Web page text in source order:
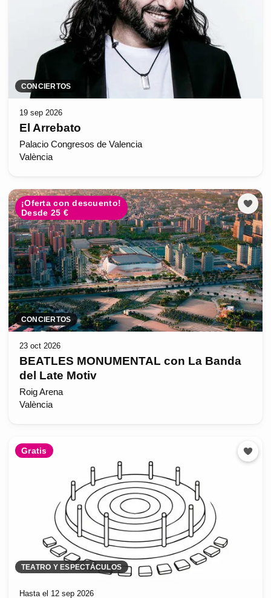
CONCIERTOS
19 sep 2026
El Arrebato
Palacio Congresos de Valencia
València
¡Oferta con descuento!
Desde 25 €
CONCIERTOS
23 oct 2026
BEATLES MONUMENTAL con La Banda
del Late Motiv
Roig Arena
València
Gratis
TEATRO Y ESPECTÁCULOS
Hasta el 12 sep 2026